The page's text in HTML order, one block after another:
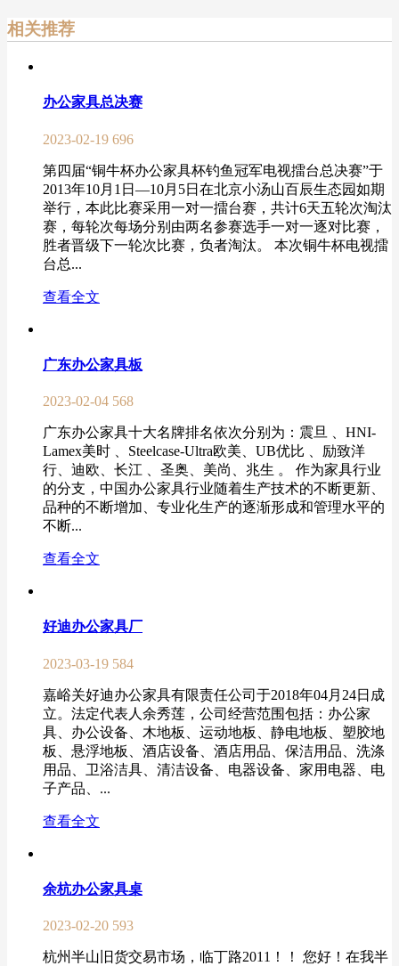
相关推荐
办公家具总决赛
2023-02-19 696
第四届“铜牛杯办公家具杯钓鱼冠军电视擂台总决赛”于
2013年10月1日—10月5日在北京小汤山百辰生态园如期
举行，本此比赛采用一对一擂台赛，共计6天五轮次淘汰
赛，每轮次每场分别由两名参赛选手一对一逐对比赛，
胜者晋级下一轮次比赛，负者淘汰。 本次铜牛杯电视擂
台总...
查看全文
广东办公家具板
2023-02-04 568
广东办公家具十大名牌排名依次分别为：震旦 、HNI-
Lamex美时 、Steelcase-Ultra欧美、UB优比 、励致洋
行、迪欧、长江 、圣奥、美尚、兆生 。 作为家具行业
的分支，中国办公家具行业随着生产技术的不断更新、
品种的不断增加、专业化生产的逐渐形成和管理水平的
不断...
查看全文
好迪办公家具厂
2023-03-19 584
嘉峪关好迪办公家具有限责任公司于2018年04月24日成
立。法定代表人余秀莲，公司经营范围包括：办公家
具、办公设备、木地板、运动地板、静电地板、塑胶地
板、悬浮地板、酒店设备、酒店用品、保洁用品、洗涤
用品、卫浴洁具、清洁设备、电器设备、家用电器、电
子产品、...
查看全文
余杭办公家具桌
2023-02-20 593
杭州半山旧货交易市场，临丁路2011！！ 您好！在我半